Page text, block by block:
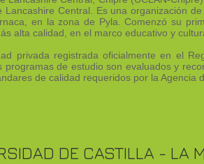
Lancashire Central. Es una organización
en la zona de Pyla. Comenzó su
alta calidad, en el marco educativo y
privada registrada oficialmente en el
programas de estudio son evaluados y
de calidad requeridos por la Agencia
DE CASTILLA - LA